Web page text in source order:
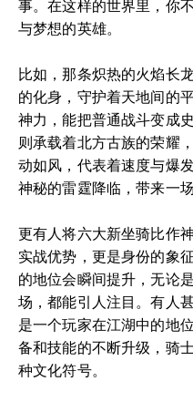
事。在这样的世界里，你
与梦想的英雄。
比如，那条炽热的火焰长
的化身，守护着天地间的
神力，能把普通战斗变成
则承载着北方古族的荣耀
动如风，代表着速度与爆
神秘的雷霆降临，带来一
更有人将六大新坐骑比作
实战优势，更是身份的象
的地位会瞬间提升，无论
场，都能引人注目。有人
是一个玩家在江湖中的地
备和技能的不断升级，骑
种文化符号。